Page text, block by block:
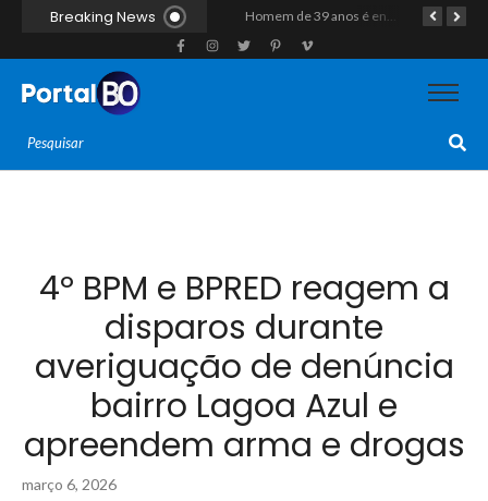
Breaking News Motociclista morre após colisão com caminhão na RN-118, entre Pendências e Alto do Rodrigues
4º BPM e BPRED reagem a
disparos durante
averiguação de denúncia
bairro Lagoa Azul e
apreendem arma e drogas
março 6, 2026